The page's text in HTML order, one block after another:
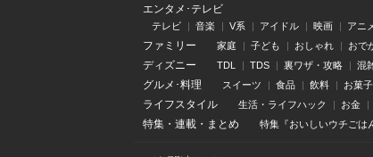
エンタメ･テレビ
テレビ 音楽 V系 アイドル 映画 アニ
ファミリー 家庭 子ども おしゃれ おで
ディズニー TDL TDS 裏ワザ・攻略 混
グルメ･料理 スイーツ 食品 飲料 お菓子
ライフスタイル 生活・ライフハック お金
特集 ・ 連載 ・ まとめ 特集『おいしいウチごは